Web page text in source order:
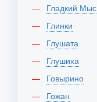
Гладкий Мыс
Глинки
Глушата
Глушиха
Говырино
Гожан